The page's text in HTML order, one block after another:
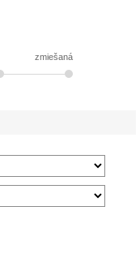
zmiešaná